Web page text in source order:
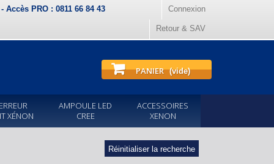
Connexion
Accès PRO : 0811 66 84 43
Retour & SAV
PANIER (vide)
XÉNON
AMPOULE LED
CREE
ACCESSOIRES
XENON
Réinitialiser la recherche